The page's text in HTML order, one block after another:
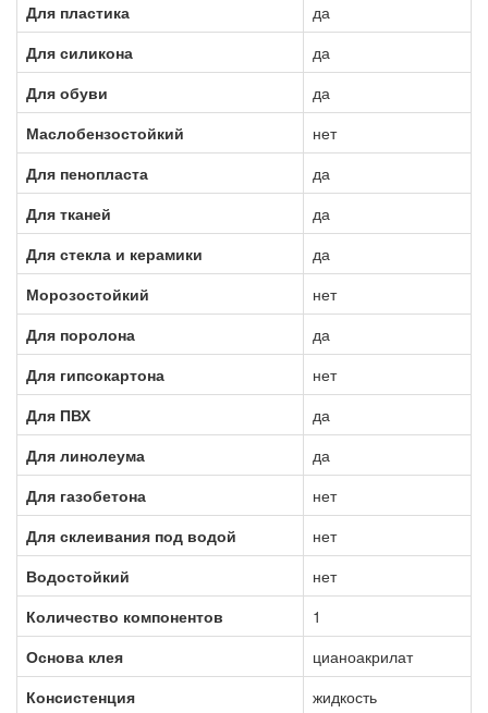
Для пластика
да
Для силикона
да
Для обуви
да
Маслобензостойкий
нет
Для пенопласта
да
Для тканей
да
Для стекла и керамики
да
Морозостойкий
нет
Для поролона
да
Для гипсокартона
нет
Для ПВХ
да
Для линолеума
да
Для газобетона
нет
Для склеивания под водой
нет
Водостойкий
нет
Количество компонентов
1
Основа клея
цианоакрилат
Консистенция
жидкость